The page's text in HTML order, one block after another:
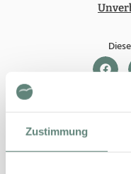
Zustimmung
Bis 29 Tage vor